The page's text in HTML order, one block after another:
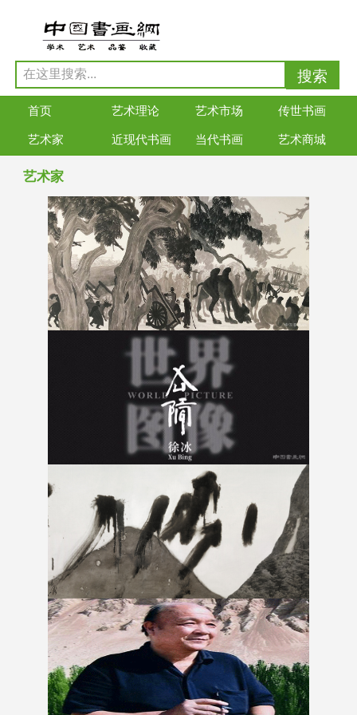
首页 艺术理论 艺术市场 传世书画
艺术家 近现代书画 当代书画 艺术商城
艺术家